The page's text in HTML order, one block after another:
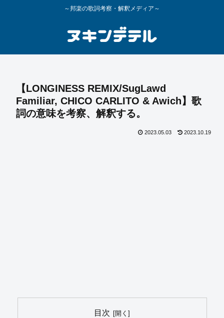
～邦楽の歌詞考察・解釈メディア～
【LONGINESS REMIX/SugLawd
Familiar, CHICO CARLITO & Awich】歌
詞の意味を考察、解釈する。
2023.05.03 2023.10.19
目次